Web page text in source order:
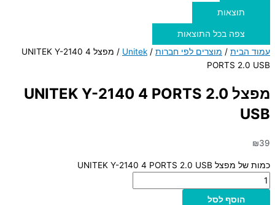
תוצאות
צפה בכל התוצאות
עמוד הבית / מוצרים לפי חברות /
Unitek
/ מפצל UNITEK Y-2140 4
PORTS 2.0 USB
מפצל UNITEK Y-2140 4 PORTS 2.0
USB
₪39
כמות של מפצל UNITEK Y-2140 4 PORTS 2.0 USB
הוסף לסל